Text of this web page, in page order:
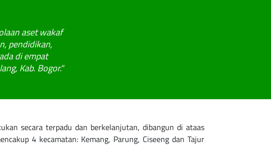
aset wakaf
pendidikan,
di empat
Kab. Bogor."
secara terpadu dan berkelanjutan, dibangun di ataas
4 kecamatan: Kemang, Parung, Ciseeng dan Tajur